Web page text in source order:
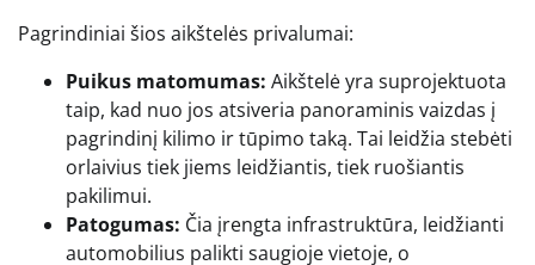
Pagrindiniai šios aikštelės privalumai:
Puikus matomumas: Aikštelė yra suprojektuota
taip, kad nuo jos atsiveria panoraminis vaizdas į
pagrindinį kilimo ir tūpimo taką. Tai leidžia stebėti
orlaivius tiek jiems leidžiantis, tiek ruošiantis
pakilimui.
Patogumas: Čia įrengta infrastruktūra, leidžianti
automobilius palikti saugioje vietoje, o